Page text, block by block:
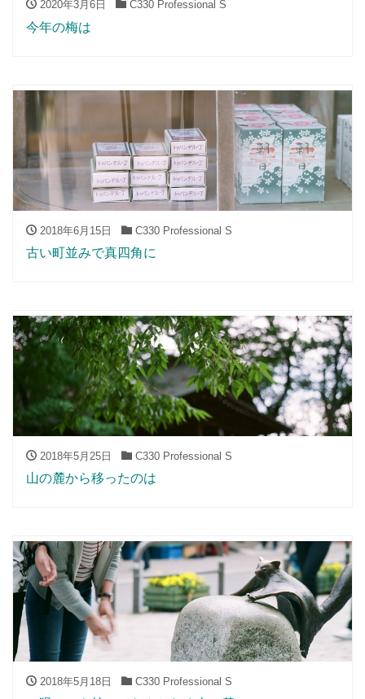
2020年3月6日 C330 Professional S
今年の梅は
2018年6月15日 C330 Professional S
古い町並みで真四角に
2018年5月25日 C330 Professional S
山の麓から移ったのは
2018年5月18日 C330 Professional S